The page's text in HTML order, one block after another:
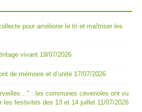
pour améliorer le tri et maîtriser les
vivant 19/07/2026
de mémoire et d’unité 17/07/2026
: les communes cévenoles ont vu
les festivités des 13 et 14 juillet 11/07/2026